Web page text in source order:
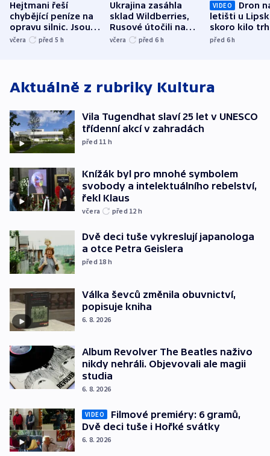
Hejtmani řeší
chybějící peníze na
opravu silnic. Jsou
nenárokové, namítá
včera před 5 h
Ukrajina zasáhla
sklad Wildberries,
Rusové útočili na
trh, hasiče či
včera před 6 h
VIDEO
Dron
letišti u
skoro kilo
indicie
před 6h
Aktuálně z rubriky Kultura
Vila Tugendhat slaví 25 let v UNESCO
třídenní akcí v zahradách
před 11 h
Knížák byl pro mnohé symbolem
svobody a intelektuálního rebelství,
řekl Klaus
včera před 12 h
Dvě deci tuše vykreslují japanologa
a otce Petra Geislera
před 18 h
Válka ševců změnila obuvnictví,
popisuje kniha
6. 8. 2026
Album Revolver The Beatles naživo
nikdy nehráli. Objevovali ale magii
studia
6. 8. 2026
VIDEO
Filmové premiéry: 6 gramů,
Dvě deci tuše i Hořké svátky
6. 8. 2026